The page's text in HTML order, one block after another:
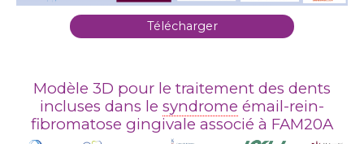
Télécharger
Modèle 3D pour le traitement des dents
incluses dans le syndrome émail-rein-
fibromatose gingivale associé à FAM20A